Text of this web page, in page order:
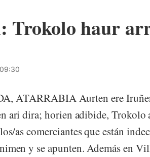
haur
ATARRABIA Aurten ere
ari dira; horien adibide, Trokolo
as comerciantes que están
y se apunten. Además en